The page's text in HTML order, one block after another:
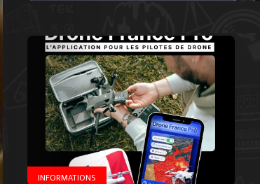
de
Nous
Contactez-
nous
! INFORMATIONS